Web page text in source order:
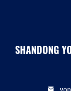
SHANDONG